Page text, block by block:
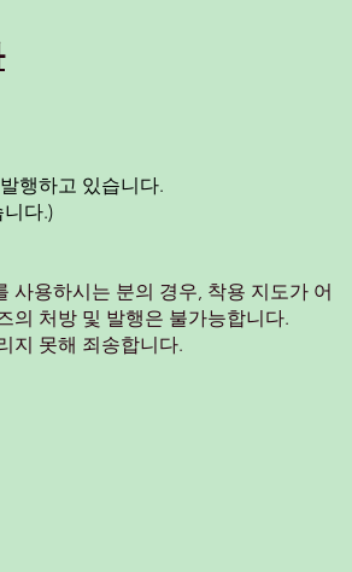
행하고 있습니다.
다.)
사용하시는 분의 경우, 착용 지도가 어
의 처방 및 발행은 불가능합니다.
지 못해 죄송합니다.